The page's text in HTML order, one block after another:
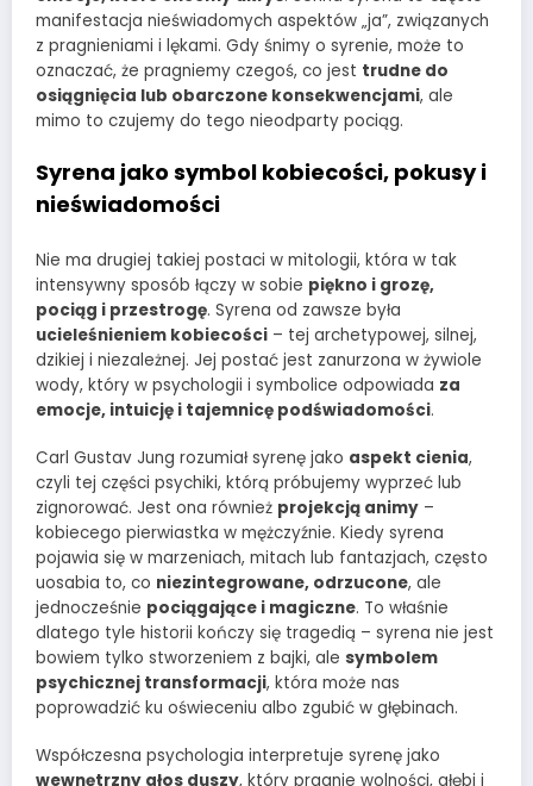
manifestacja nieświadomych aspektów „ja”, związanych
z pragnieniami i lękami. Gdy śnimy o syrenie, może to
oznaczać, że pragniemy czegoś, co jest trudne do
osiągnięcia lub obarczone konsekwencjami, ale
mimo to czujemy do tego nieodparty pociąg.
Syrena jako symbol kobiecości, pokusy i
nieświadomości
Nie ma drugiej takiej postaci w mitologii, która w tak
intensywny sposób łączy w sobie piękno i grozę,
pociąg i przestrogę. Syrena od zawsze była
ucieleśnieniem kobiecości – tej archetypowej, silnej,
dzikiej i niezależnej. Jej postać jest zanurzona w żywiole
wody, który w psychologii i symbolice odpowiada za
emocje, intuicję i tajemnicę podświadomości.
Carl Gustav Jung rozumiał syrenę jako aspekt cienia,
czyli tej części psychiki, którą próbujemy wyprzeć lub
zignorować. Jest ona również projekcją animy –
kobiecego pierwiastka w mężczyźnie. Kiedy syrena
pojawia się w marzeniach, mitach lub fantazjach, często
uosabia to, co niezintegrowane, odrzucone, ale
jednocześnie pociągające i magiczne. To właśnie
dlatego tyle historii kończy się tragedią – syrena nie jest
bowiem tylko stworzeniem z bajki, ale symbolem
psychicznej transformacji, która może nas
poprowadzić ku oświeceniu albo zgubić w głębinach.
Współczesna psychologia interpretuje syrenę jako
wewnętrzny głos duszy, który pragnie wolności, głębi i